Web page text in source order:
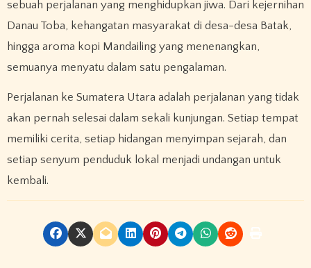
sebuah perjalanan yang menghidupkan jiwa. Dari kejernihan
Danau Toba, kehangatan masyarakat di desa-desa Batak,
hingga aroma kopi Mandailing yang menenangkan,
semuanya menyatu dalam satu pengalaman.
Perjalanan ke Sumatera Utara adalah perjalanan yang tidak
akan pernah selesai dalam sekali kunjungan. Setiap tempat
memiliki cerita, setiap hidangan menyimpan sejarah, dan
setiap senyum penduduk lokal menjadi undangan untuk
kembali.